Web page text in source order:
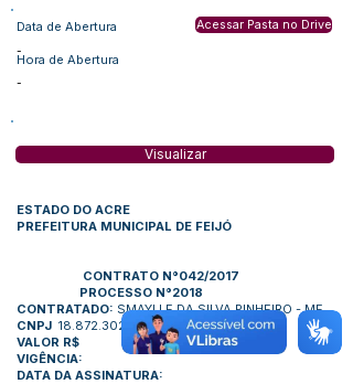
Data de Abertura
-
Hora de Abertura
-
Acessar Pasta no Drive
Visualizar
ESTADO DO ACRE
PREFEITURA MUNICIPAL DE FEIJÓ
CONTRATO N°042/2017
PROCESSO N°2018
CONTRATADO: SMAYLLE DA SILVA PINHEIRO - ME
CNPJ 18.872.302
/0001-15
VALOR R$
VIGÊNCIA:
DATA DA ASSINATURA: